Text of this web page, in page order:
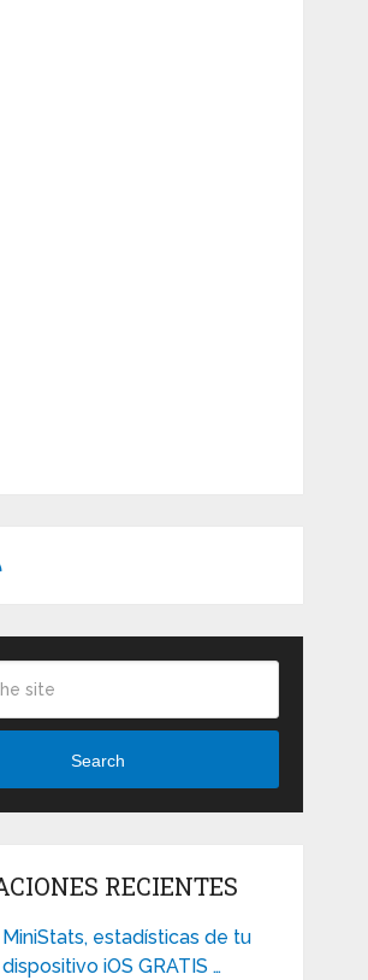
Search
RECIENTES
MiniStats, estadísticas de tu
dispositivo iOS GRATIS …